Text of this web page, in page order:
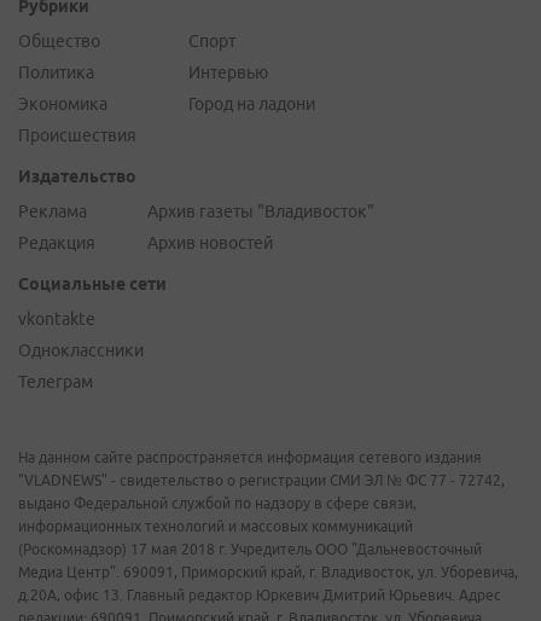
Рубрики
Общество
Политика
Экономика
Происшествия
Спорт
Интервью
Город на ладони
Издательство
Реклама
Редакция
Архив газеты "Владивосток"
Архив новостей
Социальные сети
vkontakte
Одноклассники
Телеграм
На данном сайте распространяется информация сетевого издания
"VLADNEWS" - свидетельство о регистрации СМИ ЭЛ № ФС 77 - 72742,
выдано Федеральной службой по надзору в сфере связи,
информационных технологий и массовых коммуникаций
(Роскомнадзор) 17 мая 2018 г. Учредитель ООО "Дальневосточный
Медиа Центр". 690091, Приморский край, г. Владивосток, ул. Уборевича,
д.20А, офис 13. Главный редактор Юркевич Дмитрий Юрьевич. Адрес